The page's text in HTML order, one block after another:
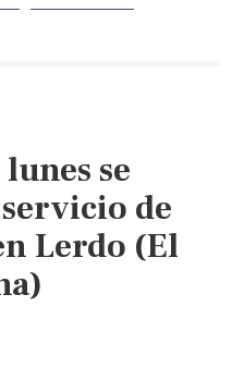
se
de
Lerdo (El